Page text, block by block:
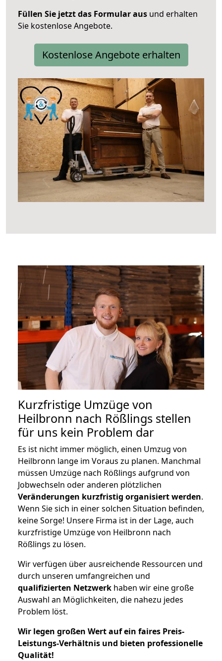
Füllen Sie jetzt das Formular aus und erhalten
Sie kostenlose Angebote.
Kostenlose Angebote erhalten
Kurzfristige Umzüge von
Heilbronn nach Rößlings stellen
für uns kein Problem dar
Es ist nicht immer möglich, einen Umzug von
Heilbronn lange im Voraus zu planen. Manchmal
müssen Umzüge nach Rößlings aufgrund von
Jobwechseln oder anderen plötzlichen
Veränderungen kurzfristig organisiert werden.
Wenn Sie sich in einer solchen Situation befinden,
keine Sorge! Unsere Firma ist in der Lage, auch
kurzfristige Umzüge von Heilbronn nach
Rößlings zu lösen.
Wir verfügen über ausreichende Ressourcen und
durch unseren umfangreichen und
qualifizierten Netzwerk haben wir eine große
Auswahl an Möglichkeiten, die nahezu jedes
Problem löst.
Wir legen großen Wert auf ein faires Preis-
Leistungs-Verhältnis und bieten professionelle
Qualität!